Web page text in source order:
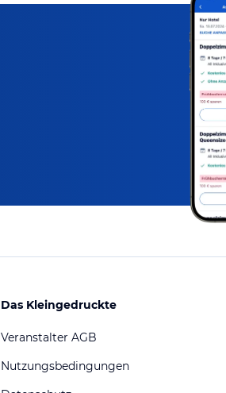
Das Kleingedruckte
Veranstalter AGB
Nutzungsbedingungen